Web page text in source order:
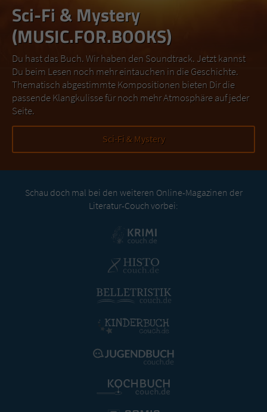
Sci-Fi & Mystery
(MUSIC.FOR.BOOKS)
Du hast das Buch. Wir haben den Soundtrack. Jetzt kannst
Du beim Lesen noch mehr eintauchen in die Geschichte.
Thematisch abgestimmte Kompositionen bieten Dir die
passende Klangkulisse für noch mehr Atmosphäre auf jeder
Seite.
Sci-Fi & Mystery
Schau doch mal bei den weiteren Online-Magazinen der
Literatur-Couch vorbei: